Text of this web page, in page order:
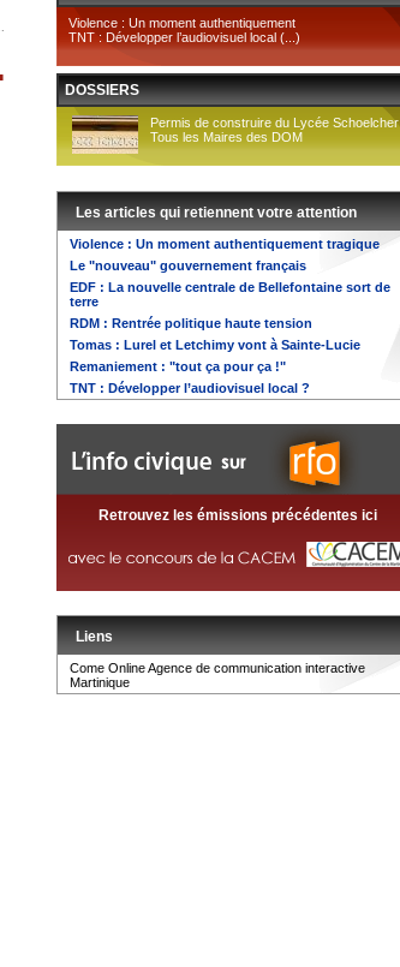
Violence : Un moment authentiquement
TNT : Développer l’audiovisuel local (...)
DOSSIERS
Permis de construire du Lycée Schoelcher
Tous les Maires des DOM
Les articles qui retiennent votre attention
Violence : Un moment authentiquement tragique
Le "nouveau" gouvernement français
EDF : La nouvelle centrale de Bellefontaine sort de
terre
RDM : Rentrée politique haute tension
Tomas : Lurel et Letchimy vont à Sainte-Lucie
Remaniement : "tout ça pour ça !"
TNT : Développer l’audiovisuel local ?
Retrouvez les émissions précédentes ici
Liens
Come Online Agence de communication interactive
Martinique